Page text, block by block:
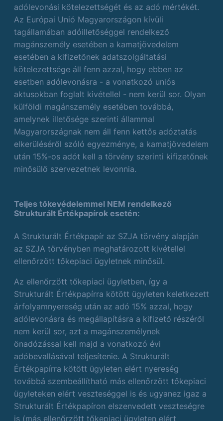
adólevonási kötelezettségét és az adó mértékét.
Az Európai Unió Magyarországon kívüli
tagállamában adóilletőséggel rendelkező
magánszemély esetében a kamatjövedelem
esetében a kifizetőnek adatszolgáltatási
kötelezettsége áll fenn azzal, hogy ebben az
esetben adólevonásra - a vonatkozó uniós
aktusokban foglalt kivétellel - nem kerül sor. Olyan
külföldi magánszemély esetében továbbá,
amelynek illetősége szerinti állammal
Magyarországnak nem áll fenn kettős adóztatás
elkerüléséről szóló egyezménye, a kamatjövedelem
után 15%-os adót kell a törvény szerinti kifizetőnek
minősülő szervezetnek levonnia.
Teljes tőkevédelemmel NEM rendelkező
Strukturált Értékpapírok esetén:
A Strukturált Értékpapír az SZJA törvény alapján
az SZJA törvényben meghatározott kivétellel
ellenőrzött tőkepiaci ügyletnek minősül.
Az ellenőrzött tőkepiaci ügyletben, így a
Strukturált Értékpapírra kötött ügyleten keletkezett
árfolyamnyereség után az adó 15% azzal, hogy
adólevonásra és megállapításra a kifizető részéről
nem kerül sor, azt a magánszemélynek
önadózással kell majd a vonatkozó évi
adóbevallásával teljesítenie. A Strukturált
Értékpapírra kötött ügyleten elért nyereség
továbbá szembeállítható más ellenőrzött tőkepiaci
ügyleteken elért veszteséggel is és ugyanez igaz a
Strukturált Értékpapíron elszenvedett veszteségre
is (más ellenőrzött tőkepiaci ügyleten elért